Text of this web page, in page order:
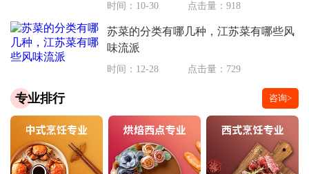
时间：10-30 点击量：918
苏菜的分类有哪几种，江苏菜有哪些风
味流派
时间：12-28 点击量：729
专业排行 咨询>